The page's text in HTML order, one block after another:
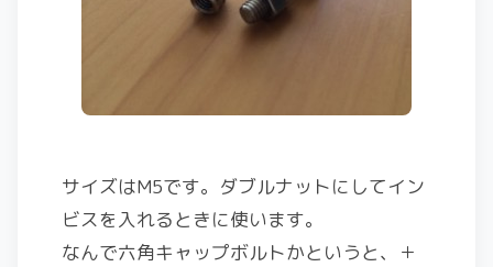
サイズはM5です。ダブルナットにしてイン
ビスを入れるときに使います。
なんで六角キャップボルトかというと、＋